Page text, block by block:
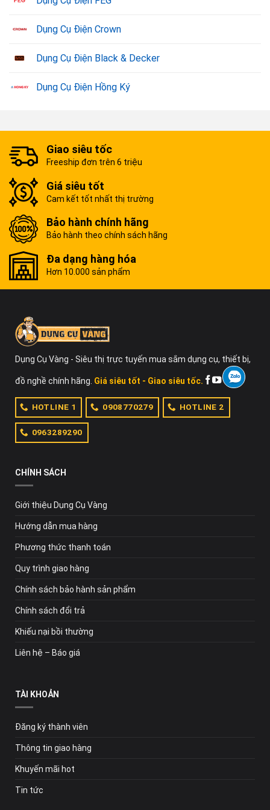
với giá cả rẻ nhất thị trường thì vui lòng liên hệ Dụng Cụ
chóng.
Dụng Cụ Điện Crown
Dụng Cụ Điện Black & Decker
Dụng Cụ Điện Hồng Ký
Giao siêu tốc
Freeship đơn trên 6 triệu
Giá siêu tốt
Cam kết tốt nhất thị trường
Bảo hành chính hãng
Bảo hành theo chính sách hãng
Đa dạng hàng hóa
Hơn 10.000 sản phẩm
Dụng Cụ Vàng - Siêu thị trực tuyến mua sắm dụng cụ, thiết bị,
đồ nghề chính hãng. Giá siêu tốt - Giao siêu tốc.
HOTLINE 1 0908770279 HOTLINE 2
0963289290
CHÍNH SÁCH
Giới thiệu Dụng Cụ Vàng
Hướng dẫn mua hàng
Phương thức thanh toán
Quy trình giao hàng
Chính sách bảo hành sản phẩm
Chính sách đổi trả
Khiếu nại bồi thường
Liên hệ – Báo giá
TÀI KHOẢN
Đăng ký thành viên
Thông tin giao hàng
Khuyến mãi hot
Tin tức